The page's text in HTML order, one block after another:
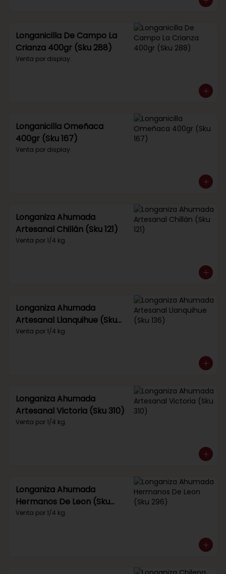
Longanicilla De Campo La
Crianza 400gr (Sku 288)
Venta por display.
Longanicilla Omeñaca
400gr (Sku 167)
Venta por display.
Longaniza Ahumada
Artesanal Chillán (Sku 121)
Venta por 1/4 kg.
Longaniza Ahumada
Artesanal Llanquihue (Sku
136)
Venta por 1/4 kg
Longaniza Ahumada
Artesanal Victoria (Sku 310)
Venta por 1/4 kg.
Longaniza Ahumada
Hermanos De Leon (Sku
296)
Venta por 1/4 kg.